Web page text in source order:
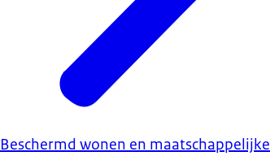
Beschermd wonen en maatschappelijke